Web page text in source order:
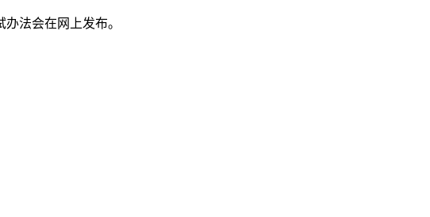
法会在网上发布。